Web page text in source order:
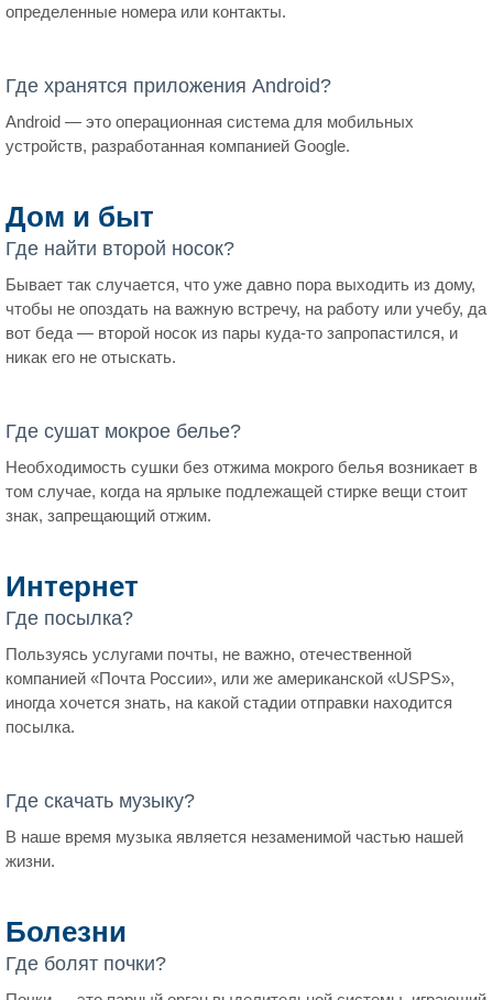
определенные номера или контакты.
Где хранятся приложения Android?
Android — это операционная система для мобильных
устройств, разработанная компанией Google.
Дом и быт
Где найти второй носок?
Бывает так случается, что уже давно пора выходить из дому,
чтобы не опоздать на важную встречу, на работу или учебу, да
вот беда — второй носок из пары куда-то запропастился, и
никак его не отыскать.
Где сушат мокрое белье?
Необходимость сушки без отжима мокрого белья возникает в
том случае, когда на ярлыке подлежащей стирке вещи стоит
знак, запрещающий отжим.
Интернет
Где посылка?
Пользуясь услугами почты, не важно, отечественной
компанией «Почта России», или же американской «USPS»,
иногда хочется знать, на какой стадии отправки находится
посылка.
Где скачать музыку?
В наше время музыка является незаменимой частью нашей
жизни.
Болезни
Где болят почки?